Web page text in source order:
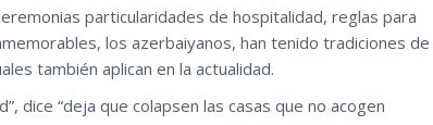
particularidades de hospitalidad, reglas para
los azerbaiyanos, han tenido tradiciones de
también aplican en la actualidad.
dice “deja que colapsen las casas que no acogen